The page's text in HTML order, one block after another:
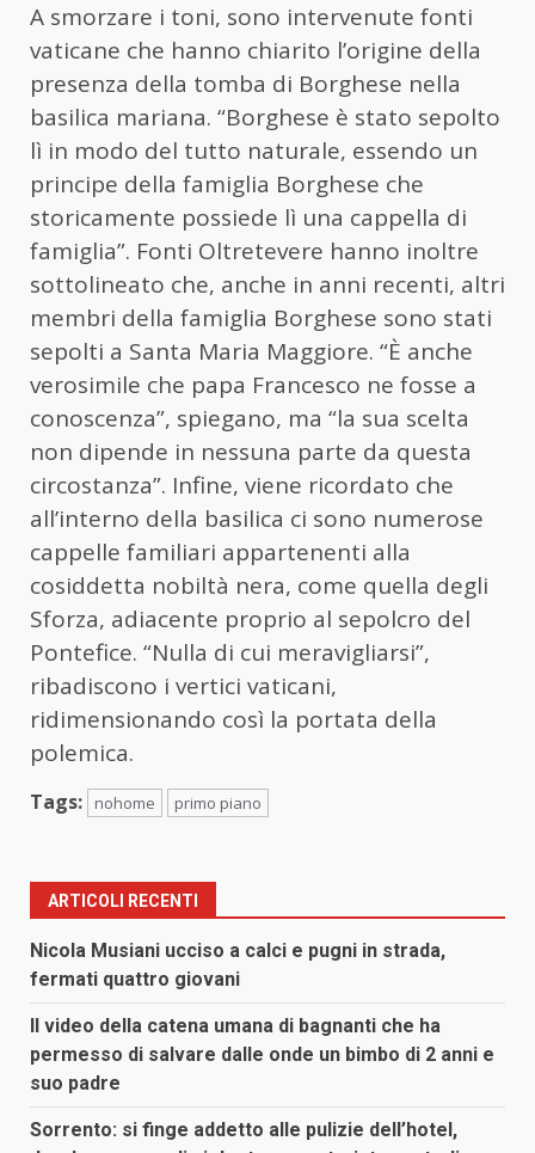
A smorzare i toni, sono intervenute fonti
vaticane che hanno chiarito l’origine della
presenza della tomba di Borghese nella
basilica mariana. “Borghese è stato sepolto
lì in modo del tutto naturale, essendo un
principe della famiglia Borghese che
storicamente possiede lì una cappella di
famiglia”. Fonti Oltretevere hanno inoltre
sottolineato che, anche in anni recenti, altri
membri della famiglia Borghese sono stati
sepolti a Santa Maria Maggiore. “È anche
verosimile che papa Francesco ne fosse a
conoscenza”, spiegano, ma “la sua scelta
non dipende in nessuna parte da questa
circostanza”. Infine, viene ricordato che
all’interno della basilica ci sono numerose
cappelle familiari appartenenti alla
cosiddetta nobiltà nera, come quella degli
Sforza, adiacente proprio al sepolcro del
Pontefice. “Nulla di cui meravigliarsi”,
ribadiscono i vertici vaticani,
ridimensionando così la portata della
polemica.
Tags: nohome primo piano
ARTICOLI RECENTI
Nicola Musiani ucciso a calci e pugni in strada,
fermati quattro giovani
Il video della catena umana di bagnanti che ha
permesso di salvare dalle onde un bimbo di 2 anni e
suo padre
Sorrento: si finge addetto alle pulizie dell’hotel,